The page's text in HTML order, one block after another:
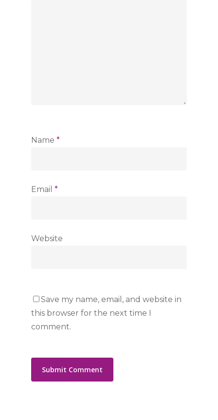
Name *
Email *
Website
Save my name, email, and website in
this browser for the next time I
comment.